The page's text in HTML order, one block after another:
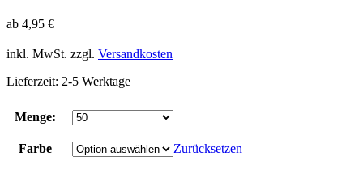
ab 4,95 €
inkl. MwSt. zzgl. Versandkosten
Lieferzeit: 2-5 Werktage
Menge:
Farbe Zurücksetzen